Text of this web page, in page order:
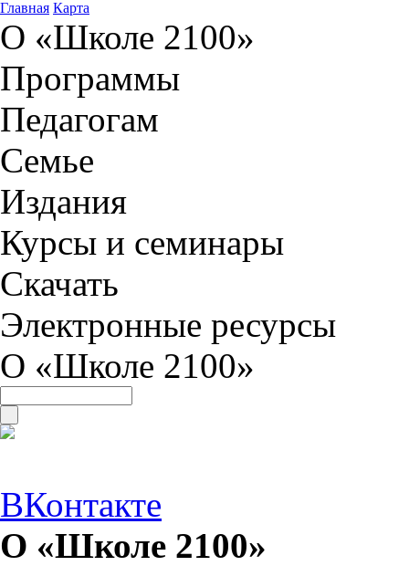
Главная Карта
О «Школе 2100»
Программы
Педагогам
Семье
Издания
Курсы и семинары
Скачать
Электронные ресурсы
О «Школе 2100»
ВКонтакте
О «Школе 2100»